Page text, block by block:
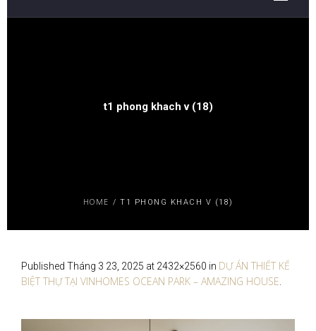
t1 phong khach v (18)
HOME / T1 PHONG KHACH V (18)
Published Tháng 3 23, 2025 at 2432×2560 in DỰ ÁN THIẾT KẾ
BIỆT THỰ TẠI VINHOMES OCEAN PARK – AMAZING HOUSE.